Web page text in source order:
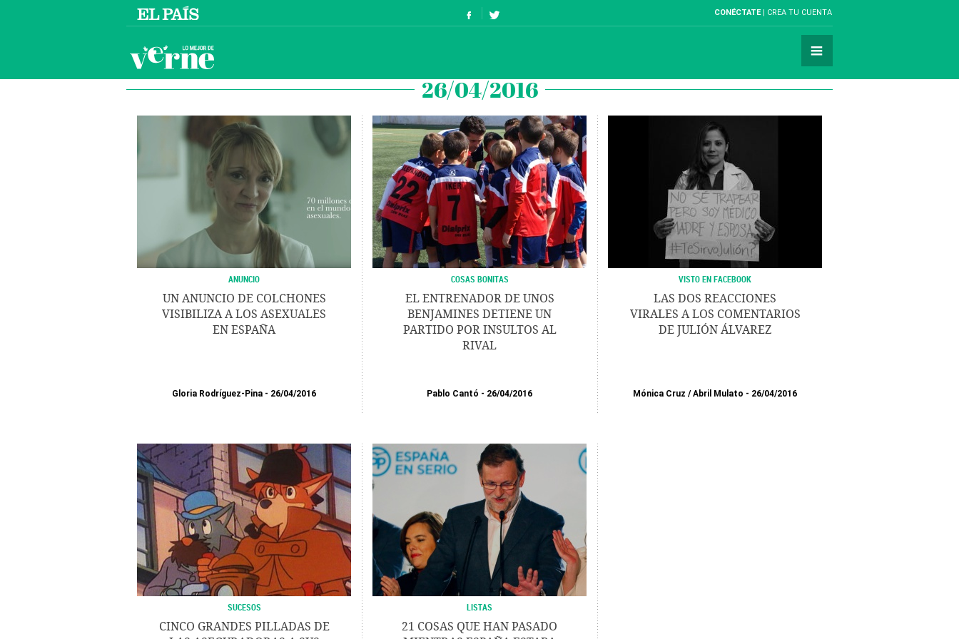
CONÉCTATE CREA TU CUENTA
26/04/2016
ANUNCIO
UN ANUNCIO DE COLCHONES
VISIBILIZA A LOS ASEXUALES
EN ESPAÑA
Gloria Rodríguez-Pina 26/04/2016
COSAS BONITAS
EL ENTRENADOR DE UNOS
BENJAMINES DETIENE UN
PARTIDO POR INSULTOS AL
RIVAL
Pablo Cantó 26/04/2016
VISTO EN FACEBOOK
LAS DOS REACCIONES
VIRALES A LOS COMENTARIOS
DE JULIÓN ÁLVAREZ
Mónica Cruz /Abril Mulato 26/04/2016
SUCESOS
CINCO GRANDES PILLADAS DE
LISTAS
21 COSAS QUE HAN PASADO